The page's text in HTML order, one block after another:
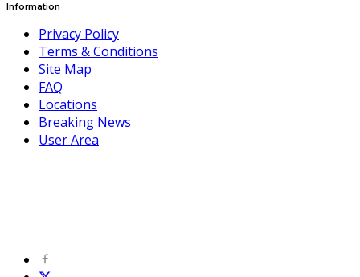
Information
Privacy Policy
Terms & Conditions
Site Map
FAQ
Locations
Breaking News
User Area